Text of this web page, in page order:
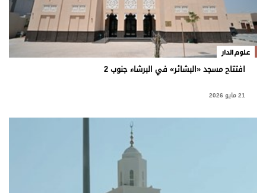
علوم الدار
افتتاح مسجد «البشائر» في البرشاء جنوب 2
21 مايو 2026